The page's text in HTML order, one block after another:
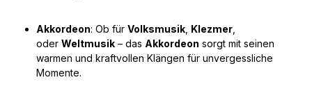
Akkordeon: Ob für Volksmusik Klezmer
oder Weltmusik – das Akkordeon sorgt mit seinen
warmen und kraftvollen Klängen für unvergessliche
Momente.